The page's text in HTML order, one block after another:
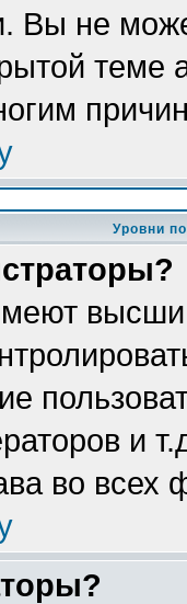
Вы не
теме
Уровни
и
во всех